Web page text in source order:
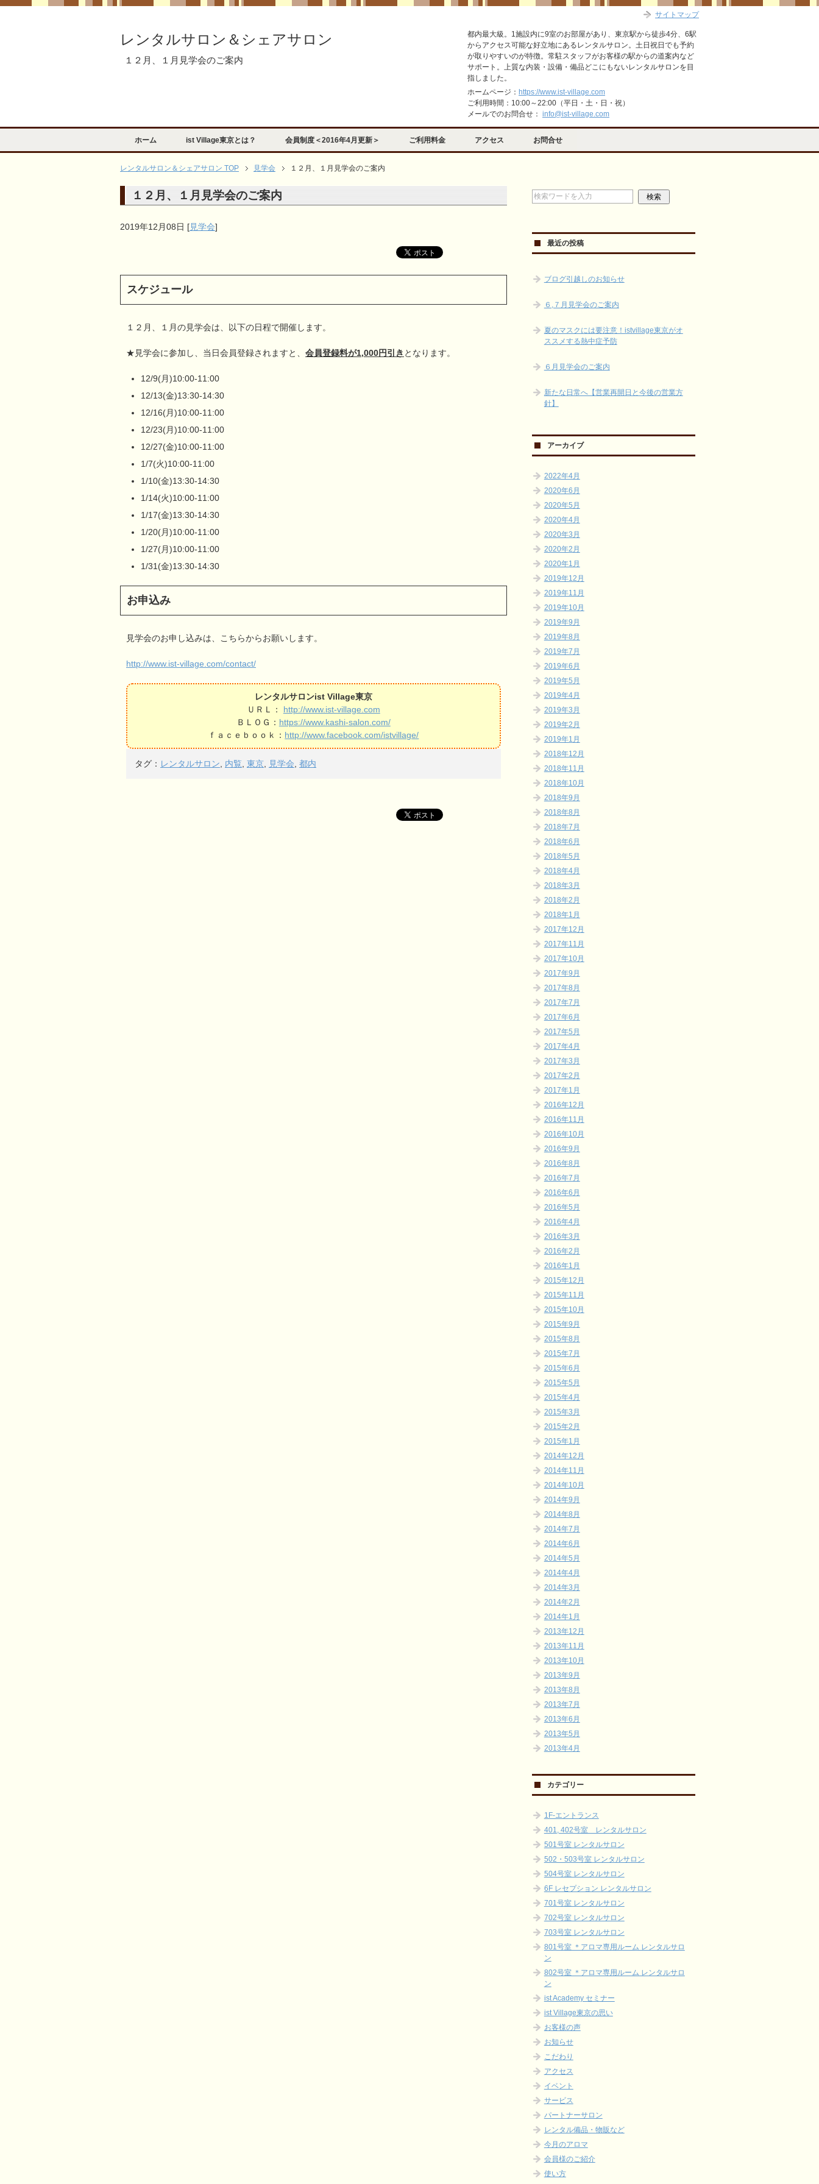
レンタルサロン＆シェアサロン
１２月、１月見学会のご案内
都内最大級。1施設内に9室のお部屋があり、東京駅から徒歩4分、6駅
からアクセス可能な好立地にあるレンタルサロン。土日祝日でも予約
が取りやすいのが特徴。常駐スタッフがお客様の駅からの道案内など
サポート。上質な内装・設備・備品どこにもないレンタルサロンを目
指しました。
ホームページ： https://www.ist-village.com
ご利用時間：10:00～22:00（平日・土・日・祝）
メールでのお問合せ： info@ist-village.com
ホーム ist Village東京とは？ 会員制度＜2016年4月更新＞ ご利用料金 アクセス お問合せ
レンタルサロン＆シェアサロン TOP 見学会 １２月、１月見学会のご案内
１２月、１月見学会のご案内
2019年12月08日 [見学会]
スケジュール
１２月、１月の見学会は、以下の日程で開催します。
★見学会に参加し、当日会員登録されますと、 会員登録料が1,000円引き となります。
12/9(月)10:00-11:00
12/13(金)13:30-14:30
12/16(月)10:00-11:00
12/23(月)10:00-11:00
12/27(金)10:00-11:00
1/7(火)10:00-11:00
1/10(金)13:30-14:30
1/14(火)10:00-11:00
1/17(金)13:30-14:30
1/20(月)10:00-11:00
1/27(月)10:00-11:00
1/31(金)13:30-14:30
お申込み
見学会のお申し込みは、こちらからお願いします。
http://www.ist-village.com/contact/
レンタルサロンist Village東京
ＵＲＬ： http://www.ist-village.com
ＢＬＯＧ： https://www.kashi-salon.com/
ｆａｃｅｂｏｏｋ： http://www.facebook.com/istvillage/
タグ： レンタルサロン 内覧 東京 見学会 都内
最近の投稿
ブログ引越しのお知らせ
６,７月見学会のご案内
夏のマスクには要注意！istvillage東京がオ
ススメする熱中症予防
６月見学会のご案内
新たな日常へ【営業再開日と今後の営業方
針】
アーカイブ
2022年4月
2020年6月
2020年5月
2020年4月
2020年3月
2020年2月
2020年1月
2019年12月
2019年11月
2019年10月
2019年9月
2019年8月
2019年7月
2019年6月
2019年5月
2019年4月
2019年3月
2019年2月
2019年1月
2018年12月
2018年11月
2018年10月
2018年9月
2018年8月
2018年7月
2018年6月
2018年5月
2018年4月
2018年3月
2018年2月
2018年1月
2017年12月
2017年11月
2017年10月
2017年9月
2017年8月
2017年7月
2017年6月
2017年5月
2017年4月
2017年3月
2017年2月
2017年1月
2016年12月
2016年11月
2016年10月
2016年9月
2016年8月
2016年7月
2016年6月
2016年5月
2016年4月
2016年3月
2016年2月
2016年1月
2015年12月
2015年11月
2015年10月
2015年9月
2015年8月
2015年7月
2015年6月
2015年5月
2015年4月
2015年3月
2015年2月
2015年1月
2014年12月
2014年11月
2014年10月
2014年9月
2014年8月
2014年7月
2014年6月
2014年5月
2014年4月
2014年3月
2014年2月
2014年1月
2013年12月
2013年11月
2013年10月
2013年9月
2013年8月
2013年7月
2013年6月
2013年5月
2013年4月
カテゴリー
1F-エントランス
401, 402号室 レンタルサロン
501号室 レンタルサロン
502・503号室 レンタルサロン
504号室 レンタルサロン
6F レセプション レンタルサロン
701号室 レンタルサロン
702号室 レンタルサロン
703号室 レンタルサロン
801号室 ＊アロマ専用ルーム レンタルサロ
ン
802号室 ＊アロマ専用ルーム レンタルサロ
ン
ist Academy セミナー
ist Village東京の思い
お客様の声
お知らせ
こだわり
アクセス
イベント
サービス
パートナーサロン
レンタル備品・物販など
今月のアロマ
会員様のご紹介
使い方
サイトマップ